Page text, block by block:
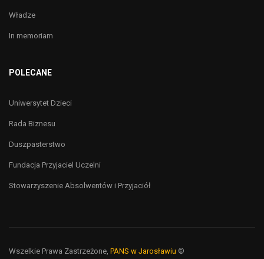
Władze
In memoriam
POLECANE
Uniwersytet Dzieci
Rada Biznesu
Duszpasterstwo
Fundacja Przyjaciel Uczelni
Stowarzyszenie Absolwentów i Przyjaciół
Wszelkie Prawa Zastrzeżone, PANS w Jarosławiu ©